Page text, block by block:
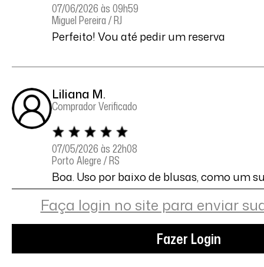
07/06/2026 às 09h59
Miguel Pereira / RJ
Perfeito! Vou até pedir um reserva
Liliana M.
Comprador Verificado
07/05/2026 às 22h08
Porto Alegre / RS
Boa. Uso por baixo de blusas, como um
caia.
Comprador Verificado
Faça login no site para enviar
Fazer Login